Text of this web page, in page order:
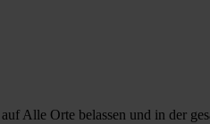
Alle Orte belassen und in der